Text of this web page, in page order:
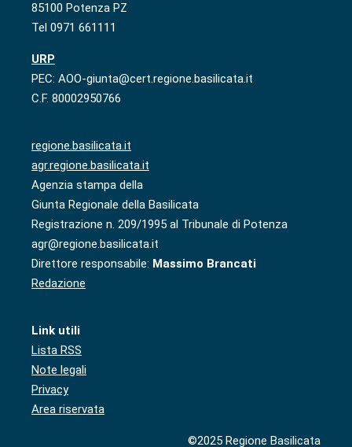
85100 Potenza PZ
Tel 0971 661111
URP
PEC: AOO-giunta@cert.regione.basilicata.it
C.F. 80002950766
regione.basilicata.it
agr.regione.basilicata.it
Agenzia stampa della
Giunta Regionale della Basilicata
Registrazione n. 209/1995 al Tribunale di Potenza
agr@regione.basilicata.it
Direttore responsabile: Massimo Brancati
Redazione
Link utili
Lista RSS
Note legali
Privacy
Area riservata
©2025 Regione Basilicata